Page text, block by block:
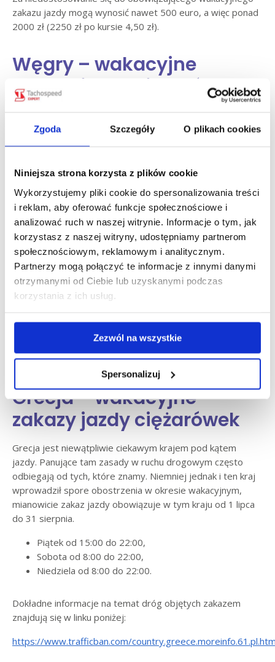
Zgoda Szczegóły O plikach cookies
Niniejsza strona korzysta z plików cookie
Wykorzystujemy pliki cookie do spersonalizowania treści
i reklam, aby oferować funkcje społecznościowe i
analizować ruch w naszej witrynie. Informacje o tym, jak
korzystasz z naszej witryny, udostępniamy partnerom
społecznościowym, reklamowym i analitycznym.
Partnerzy mogą połączyć te informacje z innymi danymi
otrzymanymi od Ciebie lub uzyskanymi podczas
korzystania z ich usług.
Zezwól na wszystkie
Spersonalizuj
zakazu jazdy mogą wynosić nawet 500 euro, a więc ponad
2000 zł (2250 zł po kursie 4,50 zł).
Węgry – wakacyjne
zakazy jazdy ciężarówek
pojazdów ciężarowych i zespołów pojazdów
o dopuszczalnej masie całkowitej przekraczającej 7,5 tony.
Sobota od 15:00 do 0:00,
Niedziela od 0:00 do 22:00.
Zatem zakaz w tym kraju po rozpoczęciu się w sobotę
o godzinie 15:00 obowiązuje przez kolejne 31 godzin. Brak
możliwości wakacyjnej jazdy dotyczy ponad 20 odcinków
dróg. Pełna lista dróg objętych zakazem w linku poniżej:
https://trafficban.com/country.hungary.moreinfo.212.pl.html
jazdy wynosi około 500 euro, więc tyle co w Austrii. Daje
nam to ponownie do zapłaty mandat w wysokości 2250 zł
kary (przy kursie 4,50 zł).
Grecja – wakacyjne
zakazy jazdy ciężarówek
Grecja jest niewątpliwie ciekawym krajem pod kątem
jazdy. Panujące tam zasady w ruchu drogowym często
odbiegają od tych, które znamy. Niemniej jednak i ten kraj
wprowadził spore obostrzenia w okresie wakacyjnym,
mianowicie zakaz jazdy obowiązuje w tym kraju od 1 lipca
do 31 sierpnia.
Piątek od 15:00 do 22:00,
Sobota od 8:00 do 22:00,
Niedziela od 8:00 do 22:00.
Dokładne informacje na temat dróg objętych zakazem
znajdują się w linku poniżej:
https://www.trafficban.com/